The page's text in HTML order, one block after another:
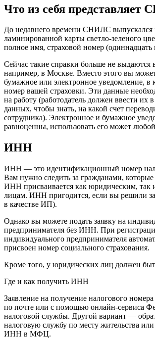
Что из себя представляет
До недавнего времени СНИЛС выпускался
ламинированной карты светло-зеленого
полное имя, страховой номер
Сейчас такие справки больше не выдаются
например, в Москве. Вместо этого вы
бумажное или электронное уведомление, в
номер вашей страховки. Эти данные
на работу (работодатель должен ввести их
данных, чтобы знать, на какой счет
сотрудника). Электронное и бумажное
равноценны, использовать его может
ИНН
ИНН — это идентификационный номер
Вам нужно следить за гражданами, которые
ИНН присваивается как юридическим, так
лицам. ИНН пригодится, если вы решили
в качестве ИП).
Однако вы можете подать заявку на
предпринимателя без ИНН. При
индивидуального предпринимателя
присвоен номер социального страхования.
Кроме того, у юридических лиц должен
Где и как получить ИНН
Заявление на получение налогового
по почте или с помощью онлайн-сервиса
налоговой службы. Другой вариант —
налоговую службу по месту жительства или
ИНН в МФЦ.